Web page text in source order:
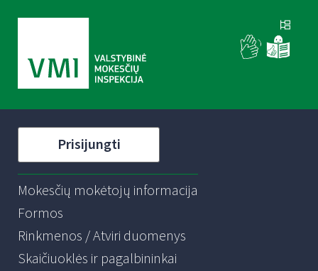
Prisijungti
Mokesčių mokėtojų informacija
Formos
Rinkmenos / Atviri duomenys
Skaičiuoklės ir pagalbininkai